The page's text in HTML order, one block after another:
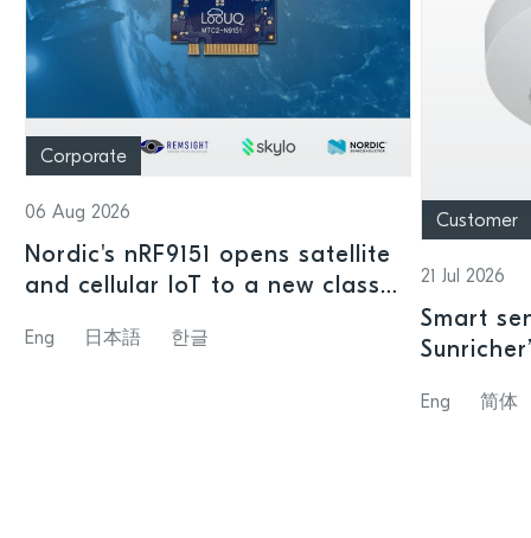
Corporate
06 Aug 2026
Nordic's nRF9151 opens satellite
and cellular IoT to a new class
Eng 日本語 한글
Customer
21 Jul 2026
Smart
SoC
Eng 简体